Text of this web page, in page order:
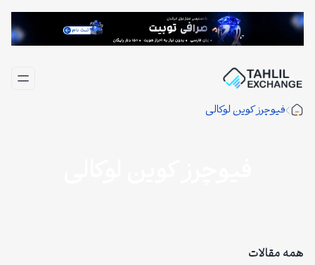
رفتن
فیوچرز کوین لوکالی
همه مقالات